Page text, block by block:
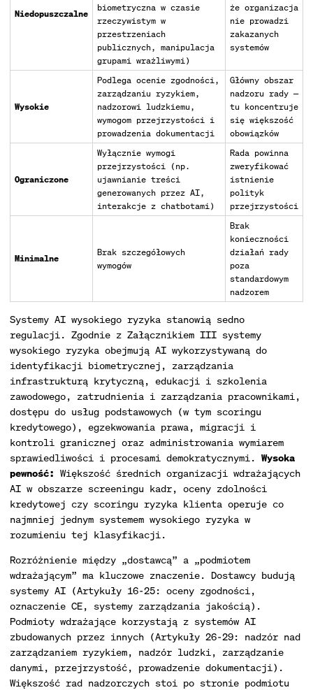
Niedopuszczalne
biometryczna w czasie
rzeczywistym w
przestrzeniach
publicznych, manipulacja
grupami wrażliwymi)
że organizacja
nie prowadzi
zakazanych
systemów
Wysokie
Podlega ocenie zgodności,
zarządzaniu ryzykiem,
nadzorowi ludzkiemu,
wymogom przejrzystości i
prowadzenia dokumentacji
Główny obszar
nadzoru rady —
tu koncentruje
się większość
obowiązków
Ograniczone
Wyłącznie wymogi
przejrzystości (np.
ujawnianie treści
generowanych przez AI,
interakcje z chatbotami)
Rada powinna
zweryfikować
istnienie
polityk
przejrzystości
Minimalne
Brak szczegółowych
wymogów
Brak
konieczności
działań rady
poza
standardowym
nadzorem
Systemy AI wysokiego ryzyka stanowią sedno
regulacji. Zgodnie z Załącznikiem III systemy
wysokiego ryzyka obejmują AI wykorzystywaną do
identyfikacji biometrycznej, zarządzania
infrastrukturą krytyczną, edukacji i szkolenia
zawodowego, zatrudnienia i zarządzania pracownikami,
dostępu do usług podstawowych (w tym scoringu
kredytowego), egzekwowania prawa, migracji i
kontroli granicznej oraz administrowania wymiarem
sprawiedliwości i procesami demokratycznymi. Wysoka
pewność: Większość średnich organizacji wdrażających
AI w obszarze screeningu kadr, oceny zdolności
kredytowej czy scoringu ryzyka klienta operuje co
najmniej jednym systemem wysokiego ryzyka w
rozumieniu tej klasyfikacji.
Rozróżnienie między „dostawcą” a „podmiotem
wdrażającym” ma kluczowe znaczenie. Dostawcy budują
systemy AI (Artykuły 16-25: oceny zgodności,
oznaczenie CE, systemy zarządzania jakością).
Podmioty wdrażające korzystają z systemów AI
zbudowanych przez innych (Artykuły 26-29: nadzór nad
zarządzaniem ryzykiem, nadzór ludzki, zarządzanie
danymi, przejrzystość, prowadzenie dokumentacji).
Większość rad nadzorczych stoi po stronie podmiotu